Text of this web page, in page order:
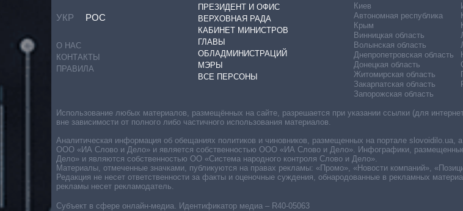
УКР РОС
О НАС
КОНТАКТЫ
ПРАВИЛА
ПРЕЗИДЕНТ И ОФИС
ВЕРХОВНАЯ РАДА
КАБИНЕТ МИНИСТРОВ
ГЛАВЫ
ОБЛАДМИНИСТРАЦИЙ
МЭРЫ
ВСЕ ПЕРСОНЫ
Киев
Автономная республика
Крым
Винницкая область
Волынская область
Днепропетровская область
Донецкая область
Житомирская область
Закарпатская область
Запорожская область
Субъект в сфере онлайн-медиа. Идентификатор медиа – R40-05063
Использование любых материалов, размещённых на сайте, разрешается при указании ссылки (для
вне зависимости от полного либо частичного использования материалов.
Аналитическая информация об обещаниях политиков и чиновников, размещенных на портале slovoidilo.ua,
ООО «ИА Слово и Дело» и является собственностью ООО «ИА Слово и Дело». Инфографики,
Дело» и являются собственностью ОО «Система народного контроля Слово и Дело».
Материалы, отмеченные значками, публикуются на правах рекламы: «Промо», «Новости компаний»,
Редакция не несет ответственности за факты и оценочные суждения, обнародованные в рекламных
рекламы несет рекламодатель.